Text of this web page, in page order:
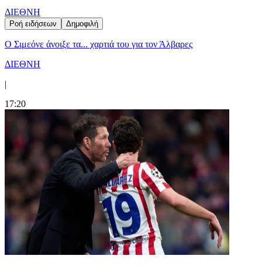
ΔΙΕΘΝΗ
Ροή ειδήσεων Δημοφιλή
Ο Σιμεόνε άνοιξε τα... χαρτιά του για τον Άλβαρες
ΔΙΕΘΝΗ
|
17:20